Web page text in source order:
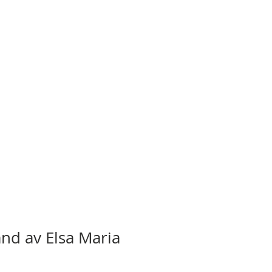
av Elsa Maria